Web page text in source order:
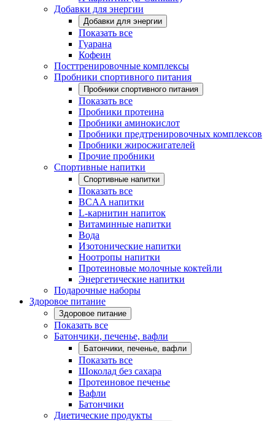
Добавки для энергии
Добавки для энергии
Показать все
Гуарана
Кофеин
Посттренировочные комплексы
Пробники спортивного питания
Пробники спортивного питания
Показать все
Пробники протеина
Пробники аминокислот
Пробники предтренировочных комплексов
Пробники жиросжигателей
Прочие пробники
Спортивные напитки
Спортивные напитки
Показать все
BCAA напитки
L-карнитин напиток
Витаминные напитки
Вода
Изотонические напитки
Ноотропы напитки
Протеиновые молочные коктейли
Энергетические напитки
Подарочные наборы
Здоровое питание
Здоровое питание
Показать все
Батончики, печенье, вафли
Батончики, печенье, вафли
Показать все
Шоколад без сахара
Протеиновое печенье
Вафли
Батончики
Диетические продукты